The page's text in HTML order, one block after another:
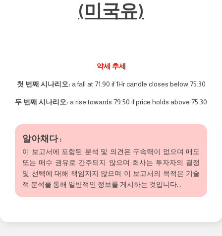
(미국유)
약세 추세
첫 번째 시나리오: a fall at 71.90 if 1Hr candle closes below 75.30
두 번째 시나리오: a rise towards 79.50 if price holds above 75.30
알아채다 :
이 보고서에 포함된 분석 및 의견은 구속력이 없으며 매도
또는 매수 권유로 간주되지 않으며 회사는 투자자의 결정
및 선택에 대해 책임지지 않으며 이 보고서의 목적은 기술
적 분석을 통해 일반적인 정보를 게시하는 것입니다. .